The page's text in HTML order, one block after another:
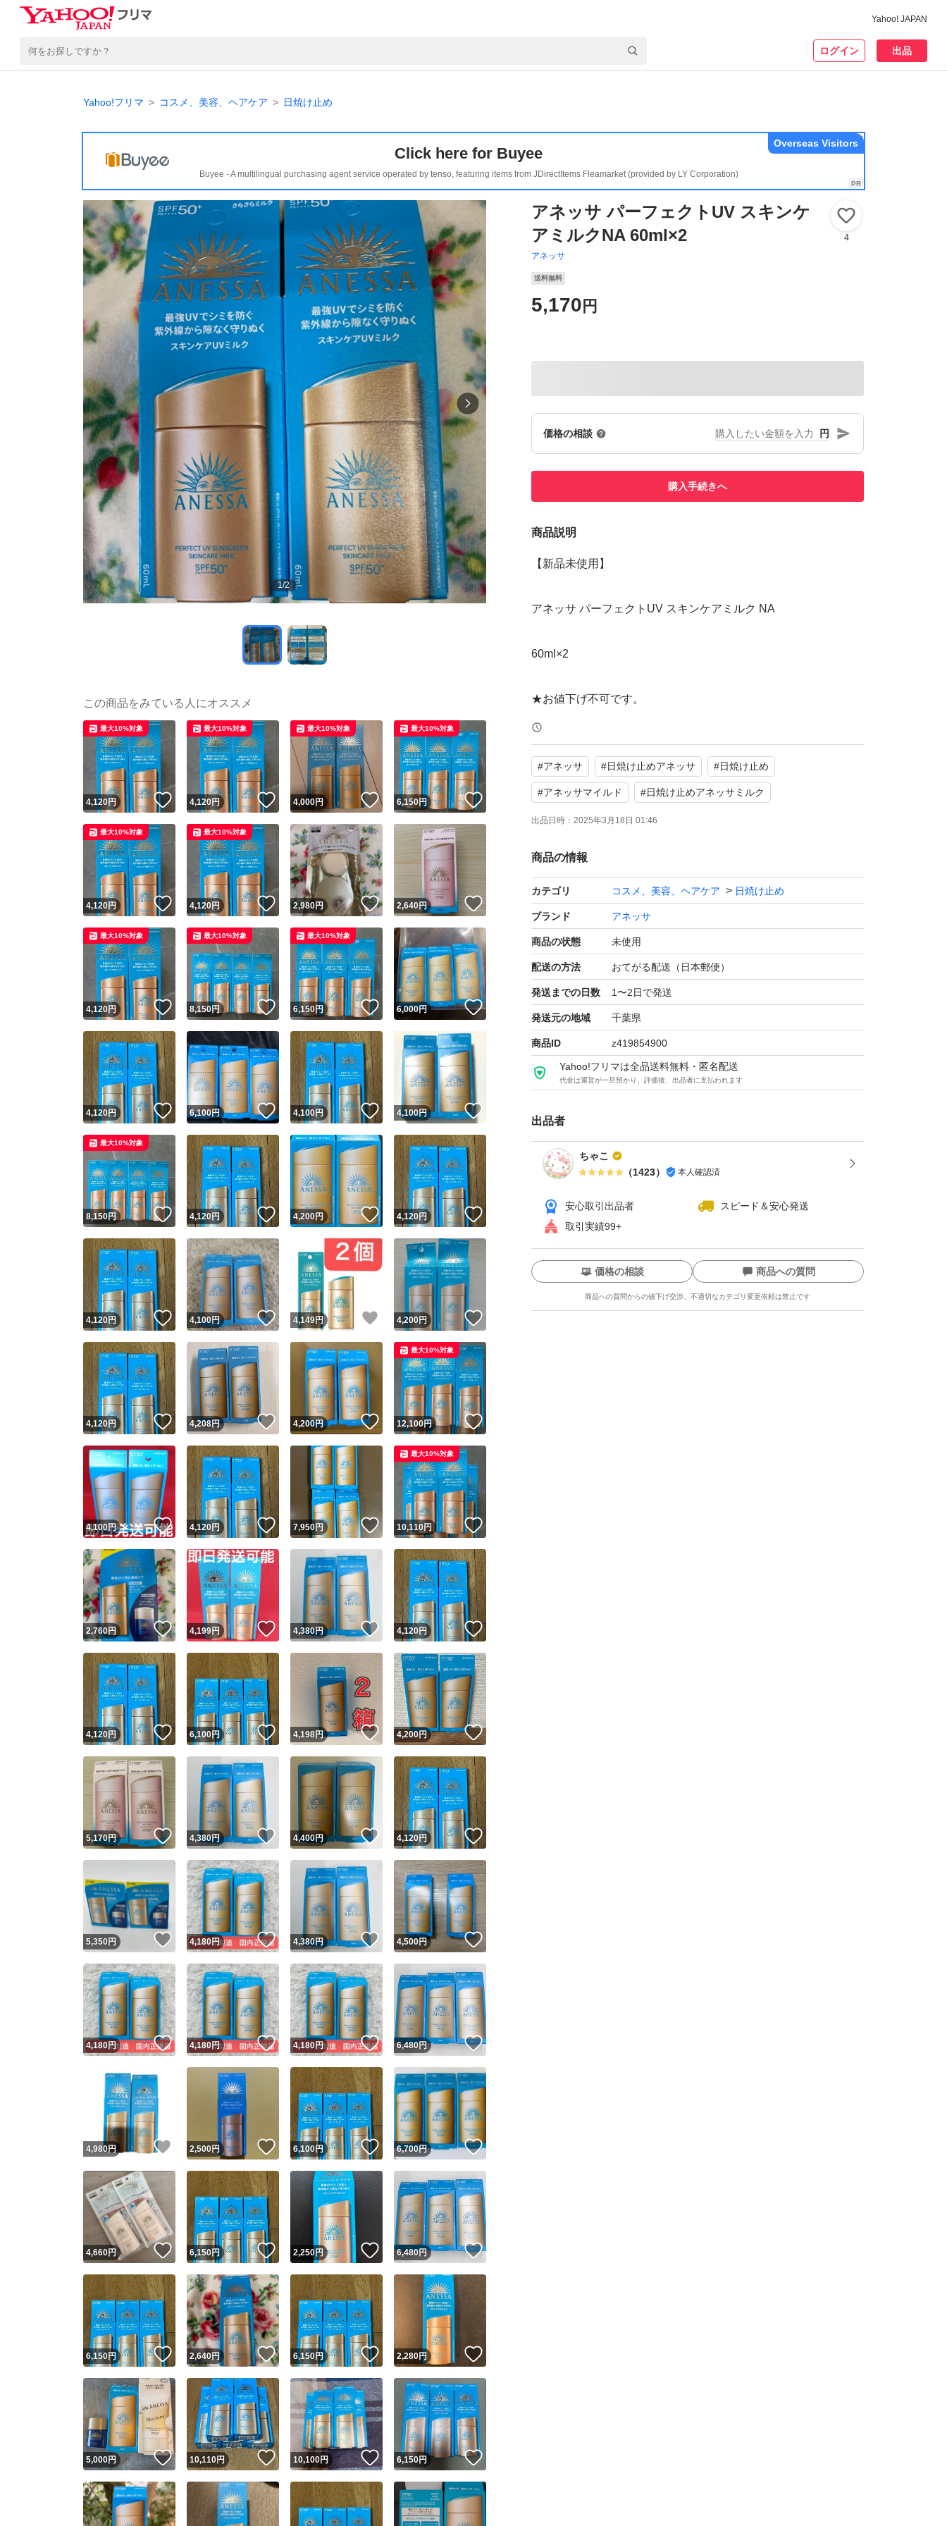
Yahoo! JAPAN
ログイン 出品
Yahoo!フリマ コスメ、美容、ヘアケア 日焼け止め
Click here for Buyee
Buyee - A multilingual purchasing agent service operated by tenso, featuring items from JDirectItems Fleamarket (provided by LY Corporation)
Overseas Visitors
1/2
アネッサ パーフェクトUV スキンケ
アミルクNA 60ml×2
アネッサ
4
送料無料
5,170 円
価格の相談 円
購入手続きへ
商品説明
【新品未使用】
アネッサ パーフェクトUV スキンケアミルク NA
60ml×2
#アネッサ #日焼け止めアネッサ #日焼け止め
#アネッサマイルド #日焼け止めアネッサミルク
出品日時： 2025年3月18日 01:46
商品の情報
カテゴリ コスメ、美容、ヘアケア 日焼け止め
ブランド アネッサ
商品の状態 未使用
配送の方法 おてがる配送（日本郵便）
発送までの日数 1〜2日で発送
発送元の地域 千葉県
商品ID z419854900
Yahoo!フリマは全品送料無料・匿名配送
代金は運営が一旦預かり、評価後、出品者に支払われます
出品者
ちゃこ
（1423） 本人確認済
安心取引出品者
スピード＆安心発送
取引実績99+
ユーザーの実績について
Yahoo!フリマが定めた一定の基準を満たしたユーザーにバッジを付与しています
安心取引出品者
安心取引出品者 Yahoo!フリマの基準をクリアした安心・安全なユーザーです
取引実績
取引実績◯+ このユーザーはYahoo!フリマの取引を完了させた実績があります
他フリマ実績◯+ このユーザーは他フリマサービスでの取引実績があります
スピード&安心発送
※このバッジは実績に基づく表示であり、発送を保証しているものではありません
スピード＆安心発送
このユーザーは高頻度で24時間以内＆設定した発送日数内に発送してい
ます
スピード発送 このユーザーは高頻度で24時間以内に発送しています
安心発送 このユーザーは設定した発送日数内に発送しています
価格の相談 商品への質問
商品への質問からの値下げ交渉、不適切なカテゴリ変更依頼は禁止です
この商品の情報をコピーします
商品画像の無断転載は禁止されています
コピーは1商品につき1回です
出品ページへ
キャンセル
この商品をみている人にオススメ
4,120円 いいね！
最大10%対象
4,120円 いいね！
最大10%対象
4,000円 いいね！
最大10%対象
6,150円
最大10%対象
4,120円 いいね！
最大10%対象
4,120円 いいね！
最大10%対象
2,980円 いいね！
2,640円 いいね！
4,120円 いいね！
最大10%対象
8,150円 いいね！
最大10%対象
6,150円 いいね！
最大10%対象
6,000円 いいね！
4,120円 いいね！
6,100円 いいね！
4,100円 いいね！
4,100円
8,150円 いいね！
最大10%対象
4,120円 いいね！
4,200円 いいね！
4,120円 いいね！
4,120円 いいね！
4,100円 いいね！
4,149円 いいね！
4,200円
4,120円 いいね！
4,208円 いいね！
4,200円 いいね！
12,100円
最大10%対象
4,100円 いいね！
4,120円 いいね！
7,950円 いいね！
10,110円 いいね！
最大10%対象
2,760円 いいね！
4,199円 いいね！
4,380円 いいね！
4,120円 いいね！
4,120円 いいね！
6,100円 いいね！
4,198円 いいね！
4,200円 いいね！
5,170円 いいね！
4,380円 いいね！
4,400円 いいね！
4,120円 いいね！
5,350円 いいね！
4,180円 いいね！
4,380円 いいね！
4,500円
4,180円 いいね！
4,180円 いいね！
4,180円 いいね！
6,480円 いいね！
4,980円 いいね！
2,500円 いいね！
6,100円 いいね！
6,700円 いいね！
4,660円 いいね！
6,150円 いいね！
2,250円 いいね！
6,480円 いいね！
6,150円 いいね！
2,640円 いいね！
6,150円 いいね！
2,280円
5,000円 いいね！
10,110円 いいね！
10,100円 いいね！
6,150円